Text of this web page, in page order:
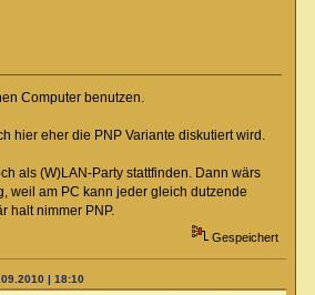
Computer benutzen.
hier eher die PNP Variante diskutiert wird.
als (W)LAN-Party stattfinden. Dann wärs
weil am PC kann jeder gleich dutzende
halt nimmer PNP.
Gespeichert
| 18:10